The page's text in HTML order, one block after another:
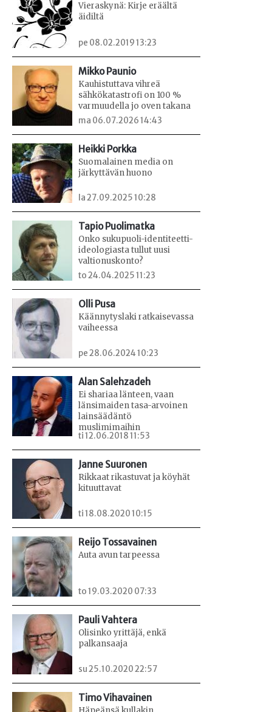
Vieraskynä: Kirje eräältä
äidiltä
pe 08.02.2019 13:23
Mikko Paunio
Kauhistuttava vihreä
sähkökatastrofi on 100 %
varmuudella jo oven takana
ma 06.07.2026 14:43
Heikki Porkka
Suomalainen media on
järkyttävän huono
la 27.09.2025 10:28
Tapio Puolimatka
Onko sukupuoli-identiteetti-
ideologiasta tullut uusi
valtionuskonto?
to 24.04.2025 11:23
Olli Pusa
Käännytyslaki ratkaisevassa
vaiheessa
pe 28.06.2024 10:23
Alan Salehzadeh
Ei shariaa länteen, vaan
länsimaiden tasa-arvoinen
lainsäädäntö
muslimimaihin
ti 12.06.2018 11:53
Janne Suuronen
Rikkaat rikastuvat ja köyhät
kituuttavat
ti 18.08.2020 10:15
Reijo Tossavainen
Auta avun tarpeessa
to 19.03.2020 07:33
Pauli Vahtera
Olisinko yrittäjä, enkä
palkansaaja
su 25.10.2020 22:57
Timo Vihavainen